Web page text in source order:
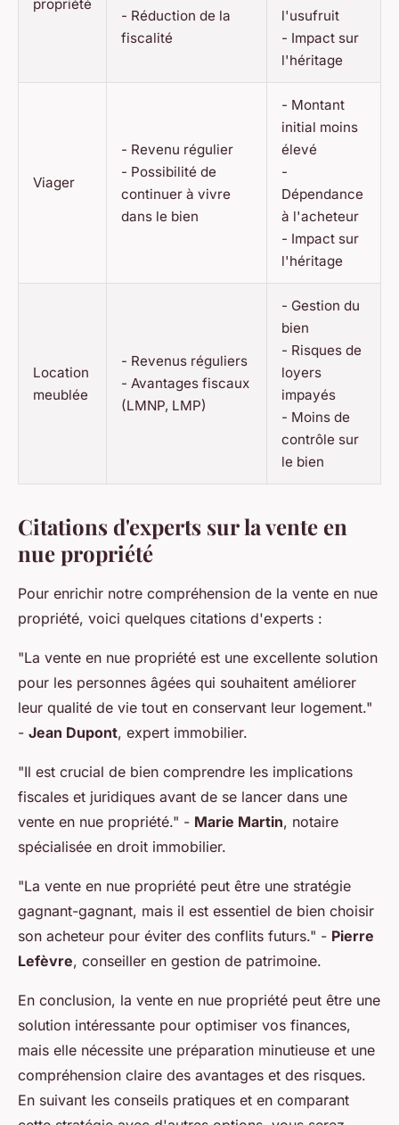
propriété
- Réduction de la
fiscalité
l'usufruit
- Impact sur
l'héritage
Viager
- Revenu régulier
- Possibilité de
continuer à vivre
dans le bien
- Montant
initial moins
élevé
-
Dépendance
à l'acheteur
- Impact sur
l'héritage
Location
meublée
- Revenus réguliers
- Avantages fiscaux
(LMNP, LMP)
- Gestion du
bien
- Risques de
loyers
impayés
- Moins de
contrôle sur
le bien
Citations d'experts sur la vente en
nue propriété
Pour enrichir notre compréhension de la vente en nue
propriété, voici quelques citations d'experts :
"La vente en nue propriété est une excellente solution
pour les personnes âgées qui souhaitent améliorer
leur qualité de vie tout en conservant leur logement."
- Jean Dupont, expert immobilier.
"Il est crucial de bien comprendre les implications
fiscales et juridiques avant de se lancer dans une
vente en nue propriété." - Marie Martin, notaire
spécialisée en droit immobilier.
"La vente en nue propriété peut être une stratégie
gagnant-gagnant, mais il est essentiel de bien choisir
son acheteur pour éviter des conflits futurs." - Pierre
Lefèvre, conseiller en gestion de patrimoine.
En conclusion, la vente en nue propriété peut être une
solution intéressante pour optimiser vos finances,
mais elle nécessite une préparation minutieuse et une
compréhension claire des avantages et des risques.
En suivant les conseils pratiques et en comparant